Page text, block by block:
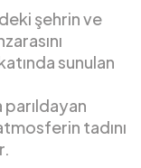
şehrin ve
sunulan
parıldayan
tadını